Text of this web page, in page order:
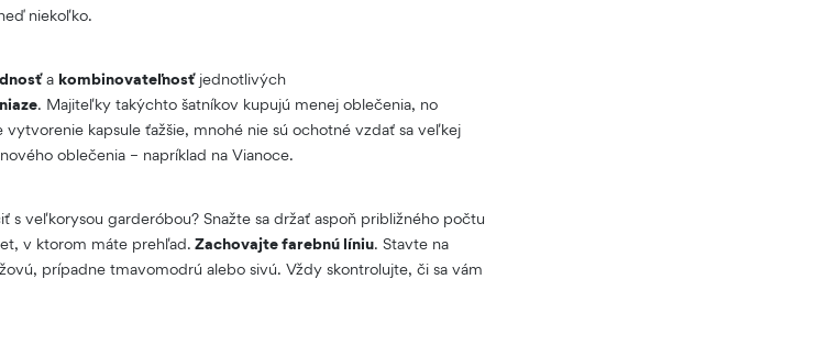
niekoľko.
a kombinovateľnosťjednotlivých
. Majiteľky takýchto šatníkov kupujú menej oblečenia, no
kapsule ťažšie, mnohé nie sú ochotné vzdať sa veľkej
oblečenia – napríklad na Vianoce.
veľkorysou garderóbou? Snažte sa držať aspoň približného počtu
v ktorom máte prehľad. Zachovajte farebnú líniu. Stavte na
prípadne tmavomodrú alebo sivú. Vždy skontrolujte, či sa vám